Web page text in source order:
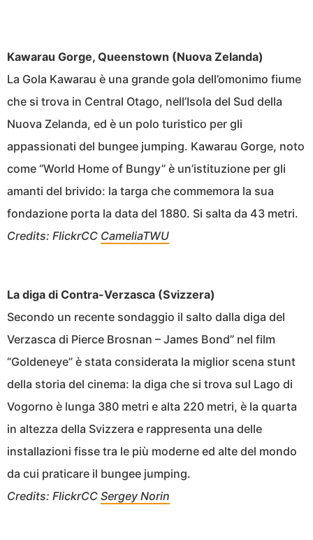
Kawarau Gorge, Queenstown (Nuova Zelanda)
La Gola Kawarau è una grande gola dell’omonimo fiume
che si trova in Central Otago, nell’Isola del Sud della
Nuova Zelanda, ed è un polo turistico per gli
appassionati del bungee jumping. Kawarau Gorge, noto
come “World Home of Bungy” è un’istituzione per gli
amanti del brivido: la targa che commemora la sua
fondazione porta la data del 1880. Si salta da 43 metri.
Credits: FlickrCC CameliaTWU
La diga di Contra-Verzasca (Svizzera)
Secondo un recente sondaggio il salto dalla diga del
Verzasca di Pierce Brosnan – James Bond” nel film
“Goldeneye” è stata considerata la miglior scena stunt
della storia del cinema: la diga che si trova sul Lago di
Vogorno è lunga 380 metri e alta 220 metri, è la quarta
in altezza della Svizzera e rappresenta una delle
installazioni fisse tra le più moderne ed alte del mondo
da cui praticare il bungee jumping.
Credits: FlickrCC Sergey Norin